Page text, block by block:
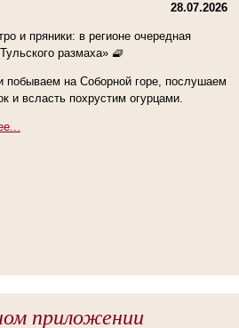
28.07.2026
и пряники: в регионе очередная
размаха» 🧇
побываем на Соборной горе, послушаем
и всласть похрустим огурцами.
приложении